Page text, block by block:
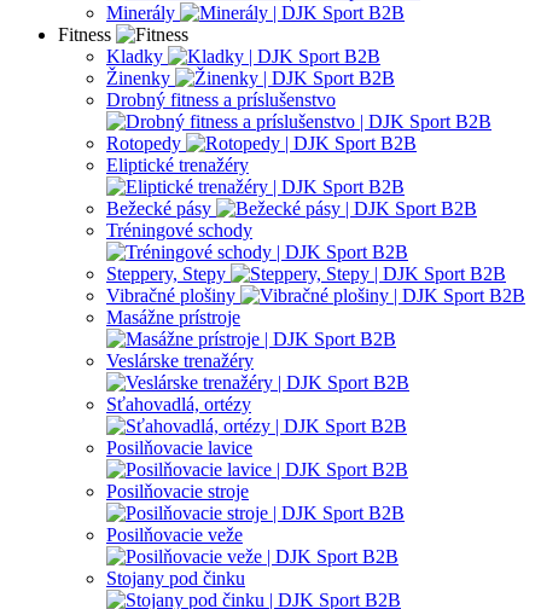
Minerály
Fitness
Kladky
Žinenky
Drobný fitness a príslušenstvo
Rotopedy
Eliptické trenažéry
Bežecké pásy
Tréningové schody
Steppery, Stepy
Vibračné plošiny
Masážne prístroje
Veslárske trenažéry
Sťahovadlá, ortézy
Posilňovacie lavice
Posilňovacie stroje
Posilňovacie veže
Stojany pod činku